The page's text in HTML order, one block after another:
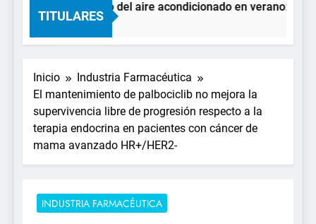
TITULARES
El impacto del aire acondicionado en verano:
1 Día Atrás
Inicio
Industria Farmacéutica
El mantenimiento de palbociclib no mejora la
supervivencia libre de progresión respecto a la
terapia endocrina en pacientes con cáncer de
mama avanzado HR+/HER2-
INDUSTRIA FARMACÉUTICA